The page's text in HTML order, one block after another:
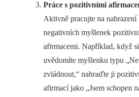
Práce s pozitivními
Aktivně pracujte na nahrazení
negativních myšlenek
afirmacemi. Například, když si
uvědomíte myšlenku typu
zvládnout,“ nahraďte ji
afirmací jako „Jsem schopen